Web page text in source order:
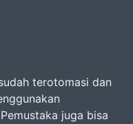
terotomasi dan
juga bisa